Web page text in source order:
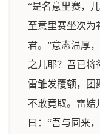
“是名意里赛，
至意里赛坐次为
君。”意态温厚
之儿耶？吾已将
雷雏发覆额，团
不敢竟取。雷姞
曰：“吾与同来